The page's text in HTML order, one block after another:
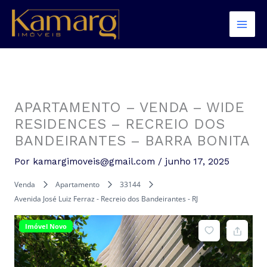
para
conteúdo
APARTAMENTO – VENDA – WIDE
RESIDENCES – RECREIO DOS
BANDEIRANTES – BARRA BONITA
Por kamargimoveis@gmail.com / junho 17, 2025
Venda Apartamento
33144
Avenida José Luiz Ferraz - Recreio dos Bandeirantes - RJ
Imóvel Novo